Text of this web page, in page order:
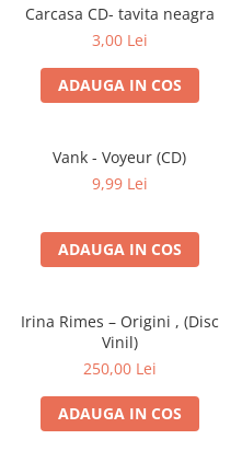
Carcasa CD- tavita neagra
3,00 Lei
ADAUGA IN COS
Vank - Voyeur (CD)
9,99 Lei
ADAUGA IN COS
Irina Rimes – Origini , (Disc
Vinil)
250,00 Lei
ADAUGA IN COS